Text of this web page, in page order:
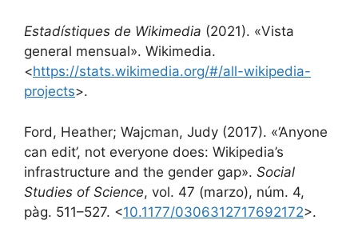
Estadístiques de Wikimedia (2021). «Vista
general mensual». Wikimedia.
<https://stats.wikimedia.org/#/all-wikipedia-
projects>.
Ford, Heather; Wajcman, Judy (2017). «‘Anyone
can edit’, not everyone does: Wikipedia’s
infrastructure and the gender gap». Social
Studies of Science, vol. 47 (marzo), núm. 4,
pàg. 511–527. <10.1177/0306312717692172>.